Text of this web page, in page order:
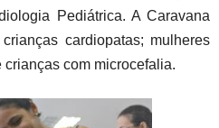
Pediátrica. A Caravana
cardiopatas; mulheres
com microcefalia.